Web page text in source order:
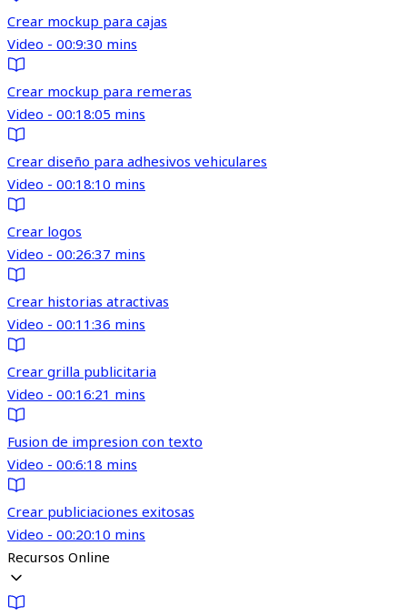
Crear mockup para cajas
Video - 00:9:30 mins
Crear mockup para remeras
Video - 00:18:05 mins
Crear diseño para adhesivos vehiculares
Video - 00:18:10 mins
Crear logos
Video - 00:26:37 mins
Crear historias atractivas
Video - 00:11:36 mins
Crear grilla publicitaria
Video - 00:16:21 mins
Fusion de impresion con texto
Video - 00:6:18 mins
Crear publiciaciones exitosas
Video - 00:20:10 mins
Recursos Online